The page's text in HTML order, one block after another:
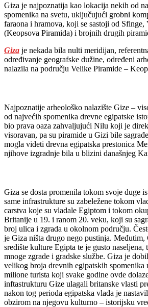
Giza je najpoznatija kao lokacija nekih od
spomenika na svetu, uključujući grobni
faraona i hramova, koji se sastoji od Sfinge,
(Keopsova Piramida) i brojnih drugih
Giza je nekada bila nulti meridijan,
određivanje geografske dužine, određeni
nalazila na području Velike Piramide –
Najpoznatije arheološko nalazište Gize –
od najvećih spomenika drevne egipatske
bio prava oaza zahvaljujući Nilu koji je
visoravan, pa su piramide u Gizi bile
mogla videti drevna egipatska prestonica
njihove izgradnje bila u blizini današnjeg
Giza se dosta promenila tokom svoje duge
same infrastrukture su zabeležene tokom
carstva koje su vladale Egiptom i tokom
Britanije u 19. i ranom 20. veku, koji su
broj ulica i zgrada u okolnom području.
je Giza ništa drugo nego pustinja. Međutim,
središte kulture Egipta te je gusto naseljena,
mnoge zgrade i gradske službe. Giza je
velikog broja drevnih egipatskih spomenika
milione turista koji svake godine ovde
inftastrukturu Gize ulagali britanske vlasti
nakon tog perioda egipatska vlada je
obzirom na njegovu kulturno – istorijsku